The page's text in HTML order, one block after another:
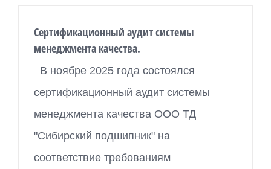
Сертификационный аудит системы
менеджмента качества.
В ноябре 2025 года состоялся
сертификационный аудит системы
менеджмента качества ООО ТД
"Сибирский подшипник" на
соответствие требованиям